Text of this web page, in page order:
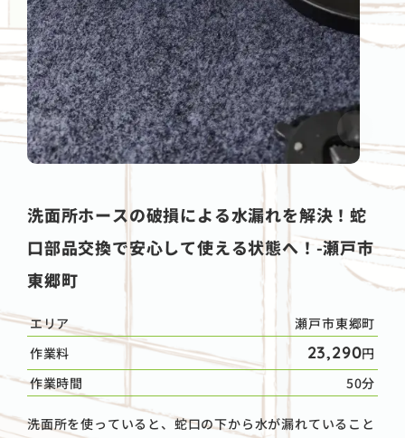
洗面所ホースの破損による水漏れを解決！蛇
口部品交換で安心して使える状態へ！-瀬戸市
東郷町
エリア
瀬戸市東郷町
作業料
23,290円
作業時間
50分
洗面所を使っていると、蛇口の下から水が漏れていること